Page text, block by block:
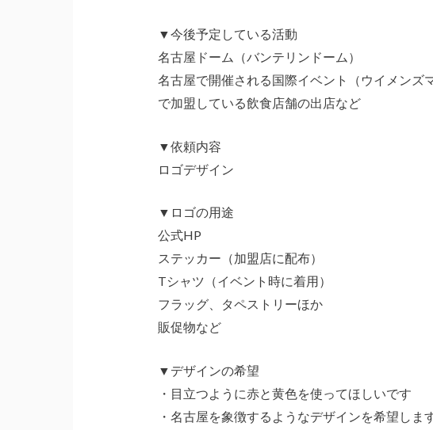
▼今後予定している活動
名古屋ドーム（バンテリンドーム）
名古屋で開催される国際イベント（ウイメンズ
で加盟している飲食店舗の出店など
▼依頼内容
ロゴデザイン
▼ロゴの用途
公式HP
ステッカー（加盟店に配布）
Tシャツ（イベント時に着用）
フラッグ、タペストリーほか
販促物など
▼デザインの希望
・目立つように赤と黄色を使ってほしいです
・名古屋を象徴するようなデザインを希望しま